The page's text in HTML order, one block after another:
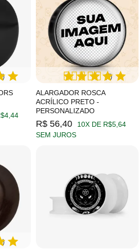
ALARGADOR ROSCA
ACRÍLICO PRETO -
PERSONALIZADO
(5)
R$ 56,40
10X DE R$5,64
SEM JUROS